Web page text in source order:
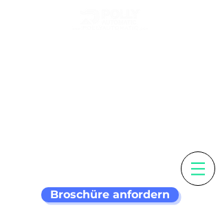
Broschüre anfordern